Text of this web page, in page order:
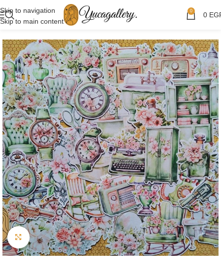
Skip to navigation
Skip to main content
0 0
Click to enlarge